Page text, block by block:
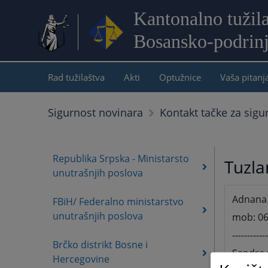
Kantonalno
Bosansko-
Rad tužilaštva Akti Optužnice Vaša
Sigurnost novinara Kontakt tačke za
Republika Srpska - Ministarsto
unutrašnjih poslova
FBiH/ Federalno ministarstvo
unutrašnjih poslova
Brčko distrikt Bosne i
Hercegovine
mob:
Sandra